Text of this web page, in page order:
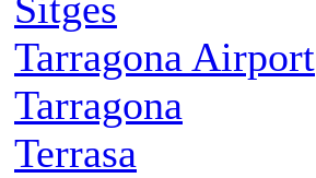
Tarragona Airport
Tarragona
Terrasa